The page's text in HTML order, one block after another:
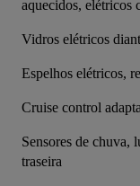
aquecidos, elétricos
Vidros elétricos
Espelhos elétricos,
Cruise control
Sensores de chuva,
traseira